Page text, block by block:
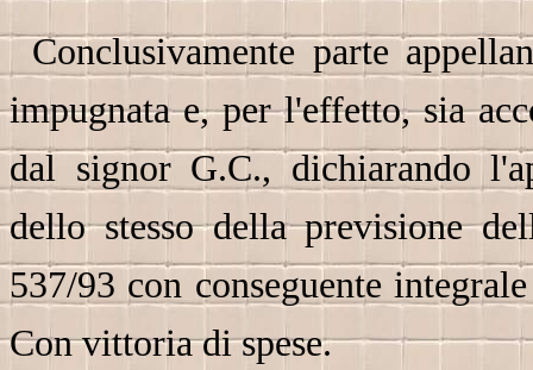
Conclusivamente parte
impugnata e, per l'effetto, sia
dal signor G.C., dichiarando
dello stesso della previsione
537/93 con conseguente
Con vittoria di spese.